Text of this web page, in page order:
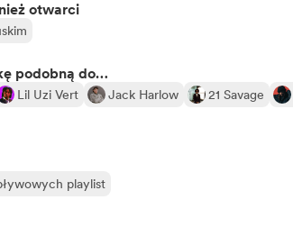
otwarci
podobną do…
Lil Uzi Vert Jack Harlow 21 Savage
playlist